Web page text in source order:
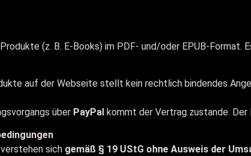
(z. B. E-Books) im PDF- und/oder EPUB-Format.
auf der Webseite stellt kein rechtlich bindendes
über PayPal kommt der Vertrag zustande. Der
sich gemäß § 19 UStG ohne Ausweis der